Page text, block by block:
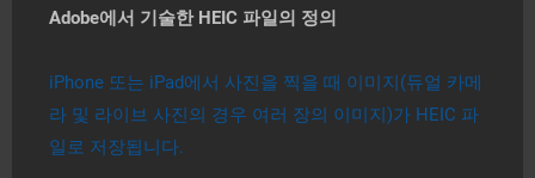
Adobe에서 기술한 HEIC 파일의 정의
iPhone 또는 iPad에서 사진을 찍을 때 이미지(듀얼 카메
라 및 라이브 사진의 경우 여러 장의 이미지)가 HEIC 파
일로 저장됩니다.